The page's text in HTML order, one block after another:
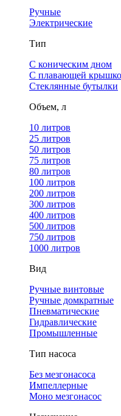
Ручные
Электрические
Тип
С коническим дном
С плавающей
Стеклянные бутылки
Объем, л
10 литров
25 литров
50 литров
75 литров
80 литров
100 литров
200 литров
300 литров
400 литров
500 литров
750 литров
1000 литров
Вид
Ручные винтовые
Ручные домкратные
Пневматические
Гидравлические
Промышленные
Тип насоса
Без мезгонасоса
Импеллерные
Моно мезгонасос